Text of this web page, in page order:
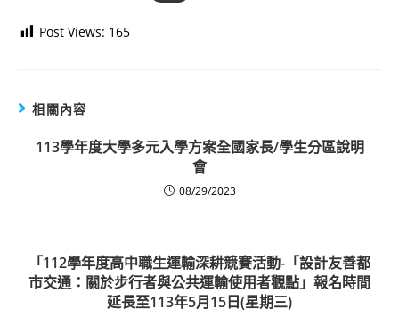
Post Views: 165
相關內容
113學年度大學多元入學方案全國家長/學生分區說明
會
08/29/2023
「112學年度高中職生運輸深耕競賽活動-「設計友善都
市交通：關於步行者與公共運輸使用者觀點」報名時間
延長至113年5月15日(星期三)